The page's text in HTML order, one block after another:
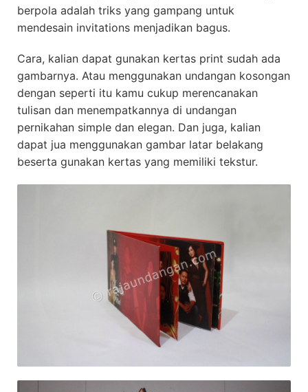
berpola adalah triks yang gampang untuk
mendesain invitations menjadikan bagus.
Cara, kalian dapat gunakan kertas print sudah ada
gambarnya. Atau menggunakan undangan kosongan
dengan seperti itu kamu cukup merencanakan
tulisan dan menempatkannya di undangan
pernikahan simple dan elegan. Dan juga, kalian
dapat jua menggunakan gambar latar belakang
beserta gunakan kertas yang memiliki tekstur.